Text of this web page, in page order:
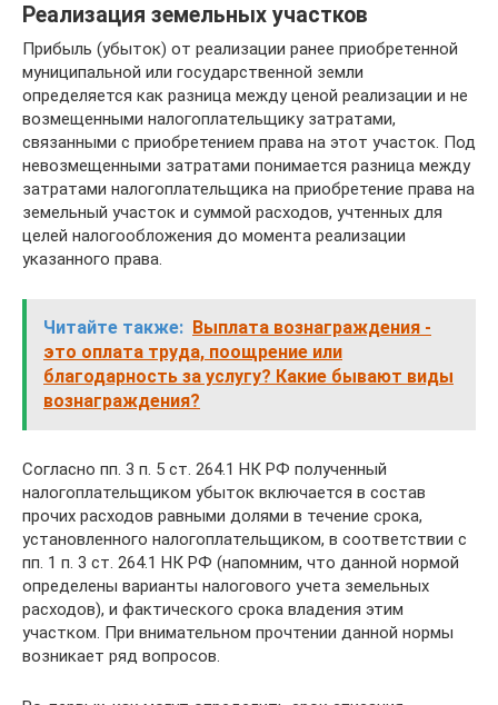
Реализация земельных участков
Прибыль (убыток) от реализации ранее приобретенной
муниципальной или государственной земли
определяется как разница между ценой реализации и не
возмещенными налогоплательщику затратами,
связанными с приобретением права на этот участок. Под
невозмещенными затратами понимается разница между
затратами налогоплательщика на приобретение права на
земельный участок и суммой расходов, учтенных для
целей налогообложения до момента реализации
указанного права.
Читайте также: Выплата вознаграждения -
это оплата труда, поощрение или
благодарность за услугу? Какие бывают виды
вознаграждения?
Согласно пп. 3 п. 5 ст. 264.1 НК РФ полученный
налогоплательщиком убыток включается в состав
прочих расходов равными долями в течение срока,
установленного налогоплательщиком, в соответствии с
пп. 1 п. 3 ст. 264.1 НК РФ (напомним, что данной нормой
определены варианты налогового учета земельных
расходов), и фактического срока владения этим
участком. При внимательном прочтении данной нормы
возникает ряд вопросов.